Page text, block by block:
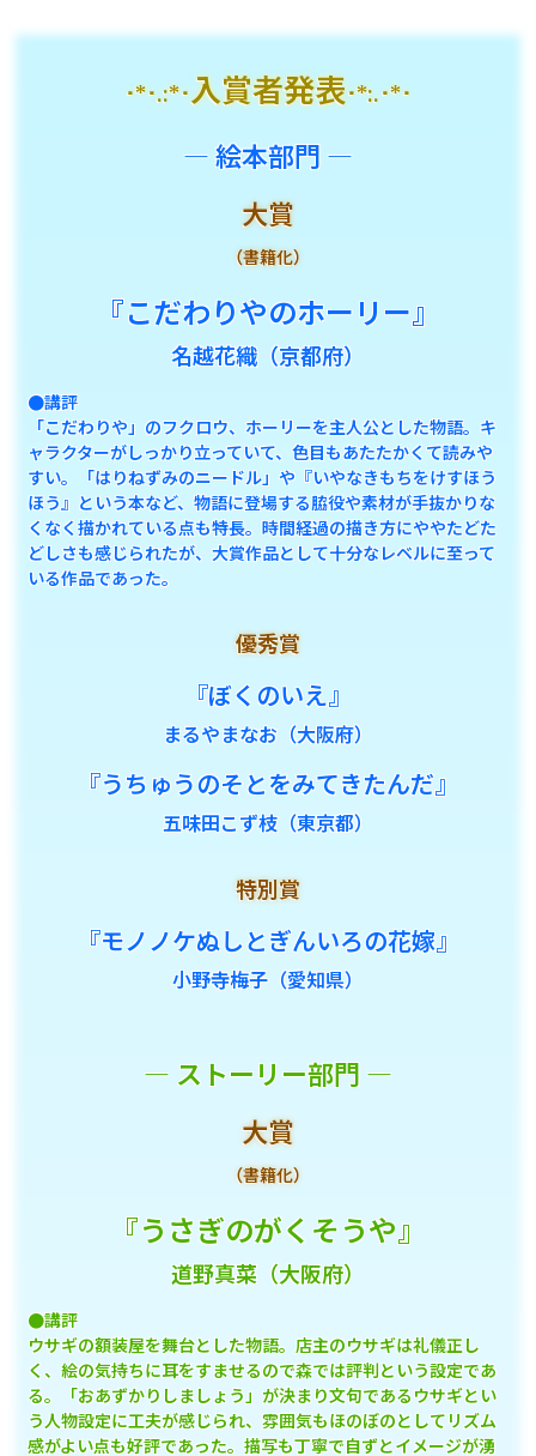
･*･.:*･入賞者発表･*:.･*･
― 絵本部門 ―
大賞
（書籍化）
『こだわりやのホーリー』
名越花織（京都府）
●講評
「こだわりや」のフクロウ、ホーリーを主人公とした物語。キ
ャラクターがしっかり立っていて、色目もあたたかくて読みや
すい。「はりねずみのニードル」や『いやなきもちをけすほう
ほう』という本など、物語に登場する脇役や素材が手抜かりな
くなく描かれている点も特長。時間経過の描き方にややたどた
どしさも感じられたが、大賞作品として十分なレベルに至って
いる作品であった。
優秀賞
『ぼくのいえ』
まるやまなお（大阪府）
『うちゅうのそとをみてきたんだ』
五味田こず枝（東京都）
特別賞
『モノノケぬしとぎんいろの花嫁』
小野寺梅子（愛知県）
― ストーリー部門 ―
大賞
（書籍化）
『うさぎのがくそうや』
道野真菜（大阪府）
●講評
ウサギの額装屋を舞台とした物語。店主のウサギは礼儀正し
く、絵の気持ちに耳をすませるので森では評判という設定であ
る。「おあずかりしましょう」が決まり文句であるウサギとい
う人物設定に工夫が感じられ、雰囲気もほのぼのとしてリズム
感がよい点も好評であった。描写も丁寧で自ずとイメージが湧